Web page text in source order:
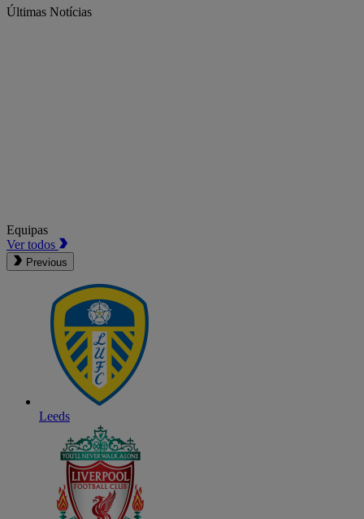
Últimas Notícias
Equipas
Ver todos
Previous
Leeds